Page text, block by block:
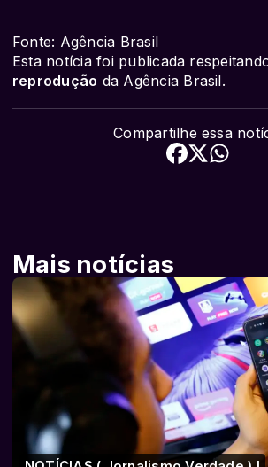
Fonte: Agência Brasil
Esta notícia foi publicada
reprodução da Agência Brasil.
Compartilhe essa
Mais notícias